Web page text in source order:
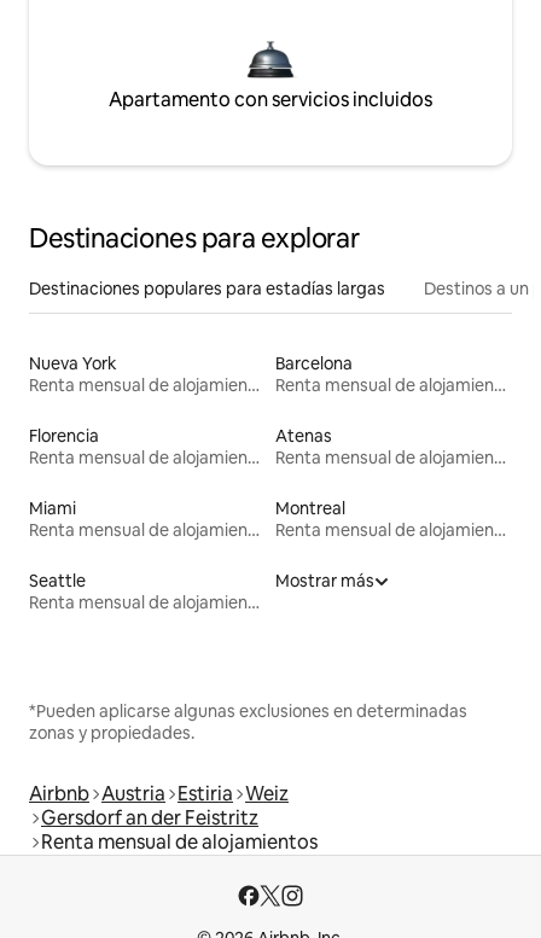
Apartamento con servicios incluidos
Destinaciones para explorar
Destinaciones populares para estadías largas Destinos a un
Nueva York
Renta mensual de alojamientos
Barcelona
Renta mensual de alojamientos
Florencia
Renta mensual de alojamientos
Atenas
Renta mensual de alojamientos
Miami
Renta mensual de alojamientos
Montreal
Renta mensual de alojamientos
Seattle
Renta mensual de alojamientos
Mostrar más
*Pueden aplicarse algunas exclusiones en determinadas
zonas y propiedades.
Airbnb Austria Estiria Weiz
Gersdorf an der Feistritz
Renta mensual de alojamientos